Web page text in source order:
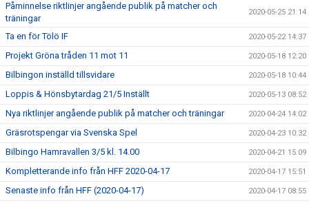
Påminnelse riktlinjer angående publik på matcher och
träningar
2020-05-25 21:14
Ta en för Tölö IF 2020-05-22 14:37
Projekt Gröna tråden 11 mot 11 2020-05-18 12:20
Bilbingon inställd tillsvidare 2020-05-18 10:44
Loppis & Hönsbytardag 21/5 Inställt 2020-05-13 08:52
Nya riktlinjer angående publik på matcher och träningar 2020-04-24 14:02
Gräsrotspengar via Svenska Spel 2020-04-23 10:32
Bilbingo Hamravallen 3/5 kl. 14.00 2020-04-21 15:09
Kompletterande info från HFF 2020-04-17 2020-04-17 15:51
Senaste info från HFF (2020-04-17) 2020-04-17 08:55